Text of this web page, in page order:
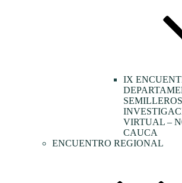
IX
VIRTUAL –
CAUCA
ENCUENTRO REGIONAL